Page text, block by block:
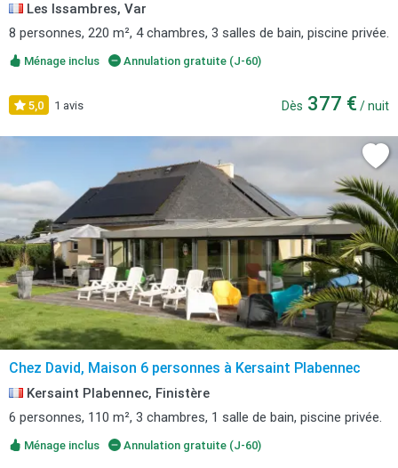
Les Issambres, Var
8 personnes, 220 m², 4 chambres, 3 salles de bain, piscine privée.
Ménage inclus Annulation gratuite (J-60)
5,0 1 avis Dès 377 € / nuit
Chez David, Maison 6 personnes à Kersaint Plabennec
Kersaint Plabennec, Finistère
6 personnes, 110 m², 3 chambres, 1 salle de bain, piscine privée.
Ménage inclus Annulation gratuite (J-60)